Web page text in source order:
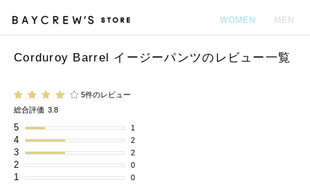
WOMEN MEN
Corduroy Barrel イージーパンツのレビュー一覧
5件のレビュー
総合評価 3.8
5 1
4 2
3 2
2 0
1 0